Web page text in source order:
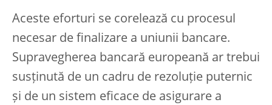
Aceste eforturi se corelează cu procesul
necesar de finalizare a uniunii bancare.
Supravegherea bancară europeană ar trebui
susținută de un cadru de rezoluție puternic
și de un sistem eficace de asigurare a